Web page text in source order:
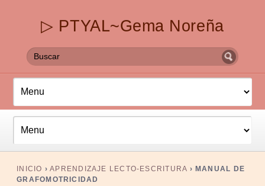
▷ PTYAL~Gema Noreña
INICIO › APRENDIZAJE LECTO-ESCRITURA › MANUAL DE
GRAFOMOTRICIDAD